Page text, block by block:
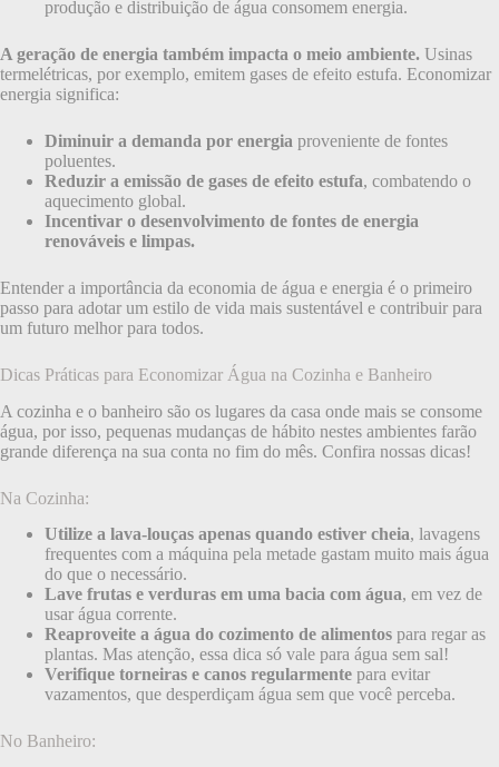
produção e distribuição de água consomem energia.
A geração de energia também impacta o meio ambiente. Usinas
termelétricas, por exemplo, emitem gases de efeito estufa. Economizar
energia significa:
Diminuir a demanda por energia proveniente de fontes
poluentes.
Reduzir a emissão de gases de efeito estufa, combatendo o
aquecimento global.
Incentivar o desenvolvimento de fontes de energia
renováveis e limpas.
Entender a importância da economia de água e energia é o primeiro
passo para adotar um estilo de vida mais sustentável e contribuir para
um futuro melhor para todos.
Dicas Práticas para Economizar Água na Cozinha e Banheiro
A cozinha e o banheiro são os lugares da casa onde mais se consome
água, por isso, pequenas mudanças de hábito nestes ambientes farão
grande diferença na sua conta no fim do mês. Confira nossas dicas!
Na Cozinha:
Utilize a lava-louças apenas quando estiver cheia, lavagens
frequentes com a máquina pela metade gastam muito mais água
do que o necessário.
Lave frutas e verduras em uma bacia com água, em vez de
usar água corrente.
Reaproveite a água do cozimento de alimentos para regar as
plantas. Mas atenção, essa dica só vale para água sem sal!
Verifique torneiras e canos regularmente para evitar
vazamentos, que desperdiçam água sem que você perceba.
No Banheiro: